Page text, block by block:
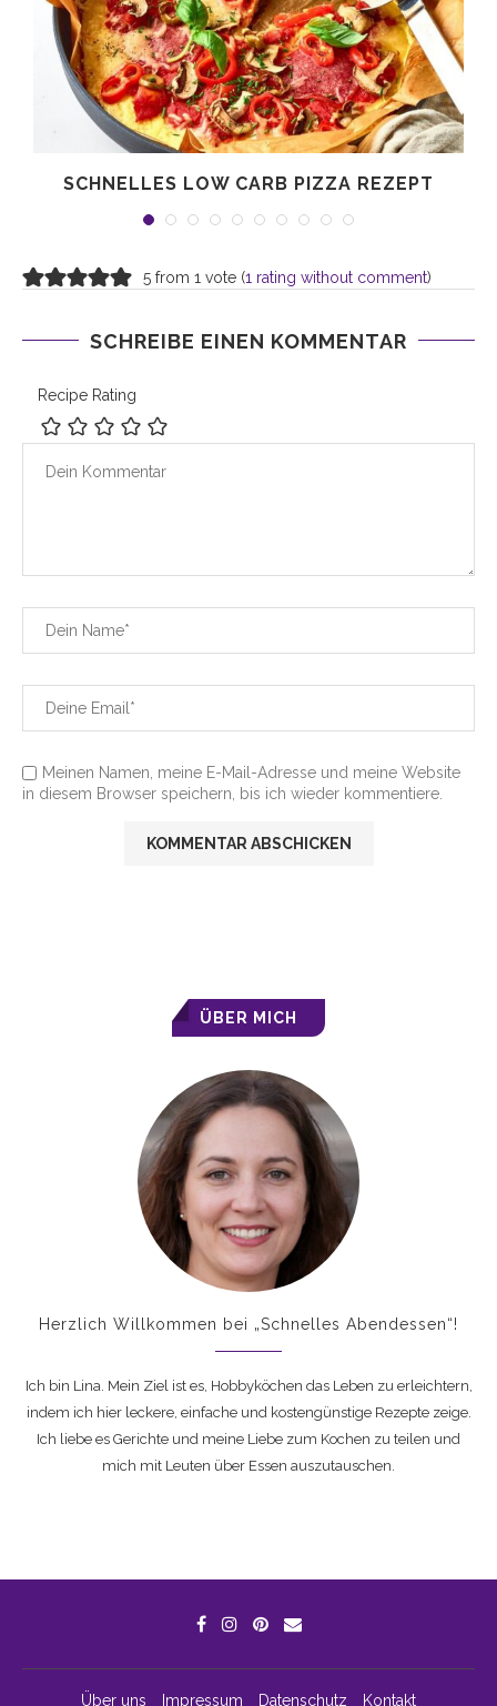
SCHNELLES LOW CARB PIZZA REZEPT
5 from 1 vote (1 rating without comment)
SCHREIBE EINEN KOMMENTAR
Recipe Rating
Meinen Namen, meine E-Mail-Adresse und meine Website
in diesem Browser speichern, bis ich wieder kommentiere.
ÜBER MICH
Herzlich Willkommen bei „Schnelles Abendessen“!
Ich bin Lina. Mein Ziel ist es, Hobbyköchen das Leben zu erleichtern,
indem ich hier leckere, einfache und kostengünstige Rezepte zeige.
Ich liebe es Gerichte und meine Liebe zum Kochen zu teilen und
mich mit Leuten über Essen auszutauschen.
Über uns Impressum Datenschutz Kontakt